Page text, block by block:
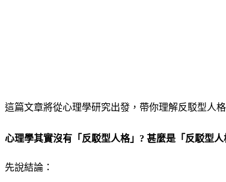
這篇文章將從心理學研究出發，帶你理解反駁型
心理學其實沒有「反駁型人格」? 甚麼是「反駁型人
先說結論：